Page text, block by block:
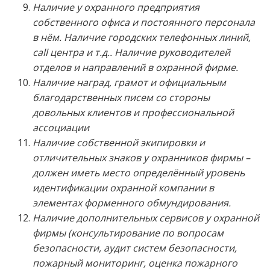
Наличие у охранного предприятия
собственного офиса и постоянного персонала
в нём. Наличие городских телефонных линий,
call центра и т.д.. Наличие руководителей
отделов и направлений в охранной фирме.
Наличие наград, грамот и официальным
благодарственных писем со стороны
довольных клиентов и профессиональной
ассоциации
Наличие собственной экипировки и
отличительных знаков у охранников фирмы –
должен иметь место определённый уровень
идентификации охранной компании в
элементах форменного обмундирования.
Наличие дополнительных сервисов у охранной
фирмы (консультирование по вопросам
безопасности, аудит систем безопасности,
пожарный мониторинг, оценка пожарного